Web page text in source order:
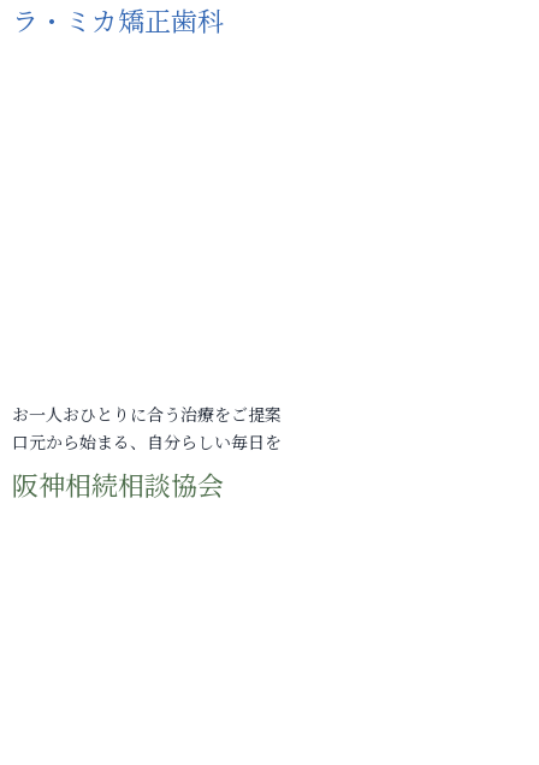
ラ・ミカ矯正歯科
お一人おひとりに合う治療をご提案
口元から始まる、自分らしい毎日を
阪神相続相談協会